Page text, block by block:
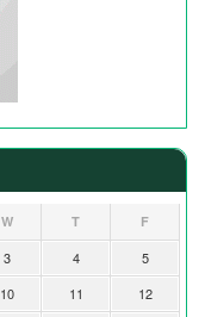
W T F
3 4
5
10 11
12